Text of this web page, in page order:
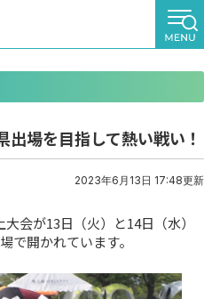
場を目指して熱い戦い！
2023年6月13日 17:48更新
会が13日（火）と14日（水）
で開かれています。